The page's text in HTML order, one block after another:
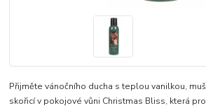
Přijměte vánočního ducha s teplou vanilkou,
skořicí v pokojové vůni Christmas Bliss, která